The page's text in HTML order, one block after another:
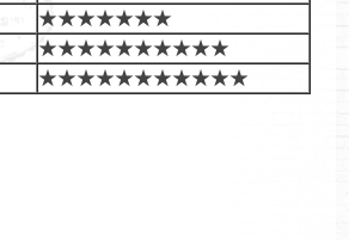
★★★★★★★
★★★★★★★★★★
★★★★★★★★★★★